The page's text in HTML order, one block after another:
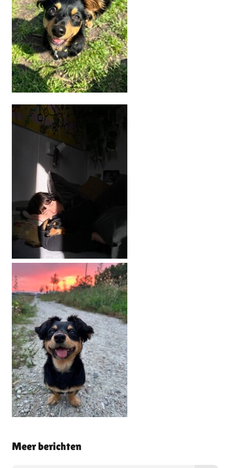
Meer berichten